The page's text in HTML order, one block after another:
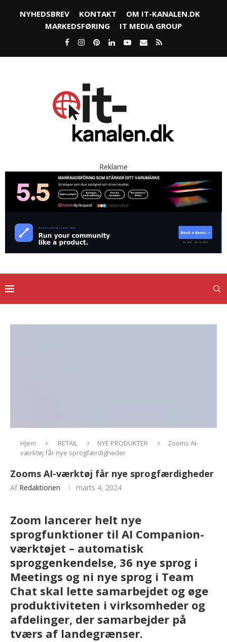
NYHEDSBREV KONTAKT
OM IT-KANALEN.DK
MARKEDSFØRING
IT MEDIA GROUP
Reklame
Hjem RETAIL NYE PRODUKTER
Zooms AI-
værktøj får nye sprogfærdigheder
Zooms AI-værktøj får nye sprogfærdigheder
Af Redaktionen marts 4, 2024
Zoom lancerer helt nye
sprogfunktioner til AI Companion-
værktøjet – automatisk
sproggenkendelse, 36 nye sprog i
Meetings og ni nye sprog i Team
Chat skal lette samarbejdet og øge
produktiviteten i virksomheder og
afdelinger, der samarbejder på
tværs af landegrænser.